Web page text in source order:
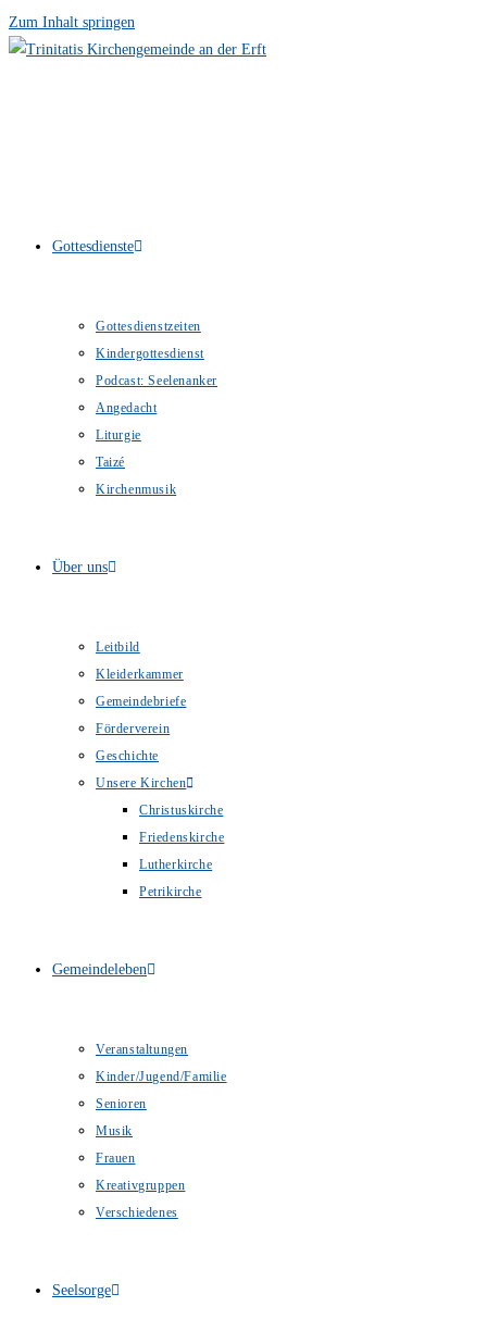
Zum Inhalt springen
Gottesdienste
Gottesdienstzeiten
Kindergottesdienst
Podcast: Seelenanker
Angedacht
Liturgie
Taizé
Kirchenmusik
Über uns
Leitbild
Kleiderkammer
Gemeindebriefe
Förderverein
Geschichte
Unsere Kirchen
Christuskirche
Friedenskirche
Lutherkirche
Petrikirche
Gemeindeleben
Veranstaltungen
Kinder/Jugend/Familie
Senioren
Musik
Frauen
Kreativgruppen
Verschiedenes
Seelsorge